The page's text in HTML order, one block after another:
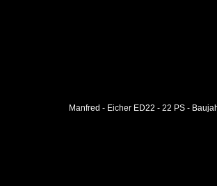
Manfred - Eicher ED22 - 22 PS -